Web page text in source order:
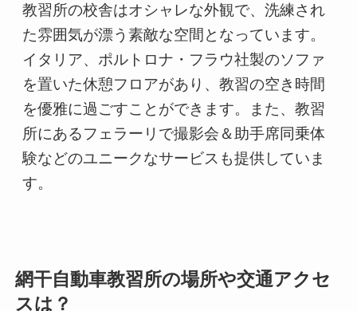
教習所の校舎はオシャレな外観で、洗練され
た雰囲気が漂う素敵な空間となっています。
イタリア、ポルトロナ・フラウ社製のソファ
を置いた休憩フロアがあり、教習の空き時間
を優雅に過ごすことができます。また、教習
所にあるフェラーリで撮影会＆助手席同乗体
験などのユニークなサービスも提供していま
す。
網干自動車教習所の場所や交通アクセ
スは？